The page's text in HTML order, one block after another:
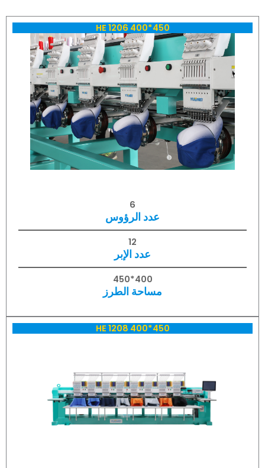
HE 1206 400*450
6
عدد الرؤوس
12
عدد الإبر
400*450
مساحة الطرز
HE 1208 400*450